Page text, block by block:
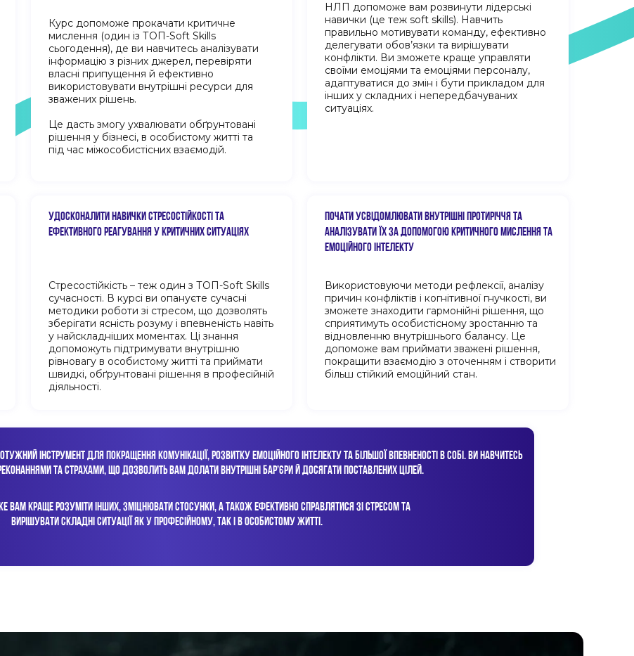
Курс допоможе прокачати критичне
мислення (один із ТОП-Soft Skills
сьогодення), де ви навчитесь аналізувати
інформацію з різних джерел, перевіряти
власні припущення й ефективно
використовувати внутрішні ресурси для
зважених рішень.
Це дасть змогу ухвалювати обґрунтовані
рішення у бізнесі, в особистому житті та
під час міжособистісних взаємодій.
НЛП допоможе вам розвинути лідерські
навички (це теж soft skills). Навчить
правильно мотивувати команду, ефективно
делегувати обов’язки та вирішувати
конфлікти. Ви зможете краще управляти
своїми емоціями та емоціями персоналу,
адаптуватися до змін і бути прикладом для
інших у складних і непередбачуваних
ситуаціях.
УДОСКОНАЛИТИ НАВИЧКИ СТРЕСОСТІЙКОСТІ ТА
ЕФЕКТИВНОГО РЕАГУВАННЯ У КРИТИЧНИХ СИТУАЦІЯХ
Стресостійкість – теж один з ТОП-Soft Skills
сучасності. В курсі ви опануєте сучасні
методики роботи зі стресом, що дозволять
зберігати ясність розуму і впевненість навіть
у найскладніших моментах. Ці знання
допоможуть підтримувати внутрішню
рівновагу в особистому житті та приймати
швидкі, обґрунтовані рішення в професійній
діяльності.
ПОЧАТИ УСВІДОМЛЮВАТИ ВНУТРІШНІ ПРОТИРІЧЧЯ ТА
АНАЛІЗУВАТИ ЇХ ЗА ДОПОМОГОЮ КРИТИЧНОГО МИСЛЕННЯ ТА
ЕМОЦІЙНОГО ІНТЕЛЕКТУ
Використовуючи методи рефлексії, аналізу
причин конфліктів і когнітивної гнучкості, ви
зможете знаходити гармонійні рішення, що
сприятимуть особистісному зростанню та
відновленню внутрішнього балансу. Це
допоможе вам приймати зважені рішення,
покращити взаємодію з оточенням і створити
більш стійкий емоційний стан.
ІНСТРУМЕНТ ДЛЯ ПОКРАЩЕННЯ КОМУНІКАЦІЇ, РОЗВИТКУ ЕМОЦІЙНОГО ІНТЕЛЕКТУ ТА БІЛЬШОЇ ВПЕВНЕНОСТІ В СОБІ. ВИ НАВЧИТЕСЬ
ТА СТРАХАМИ, ЩО ДОЗВОЛИТЬ ВАМ ДОЛАТИ ВНУТРІШНІ БАР’ЄРИ Й ДОСЯГАТИ ПОСТАВЛЕНИХ ЦІЛЕЙ.
ВАМ КРАЩЕ РОЗУМІТИ ІНШИХ, ЗМІЦНЮВАТИ СТОСУНКИ, А ТАКОЖ ЕФЕКТИВНО СПРАВЛЯТИСЯ ЗІ СТРЕСОМ ТА
ВИРІШУВАТИ СКЛАДНІ СИТУАЦІЇ ЯК У ПРОФЕСІЙНОМУ, ТАК І В ОСОБИСТОМУ ЖИТТІ.